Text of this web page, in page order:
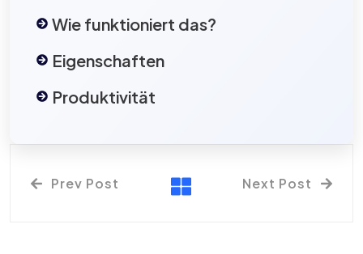
Wie funktioniert das?
Eigenschaften
Produktivität
Prev Post Next Post